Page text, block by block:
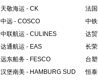
天敬海运 - CK
法
中远 - COSCO
中
中联航运 - CULINES 达贸
达通航运 - EAS 长荣
远东船务 - FESCO
台
汉堡南美 - HAMBURG SUD
恒